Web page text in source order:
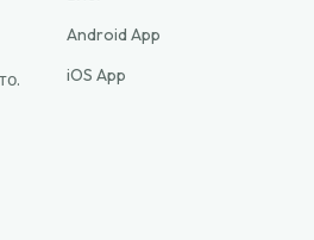
Android App
iOS App